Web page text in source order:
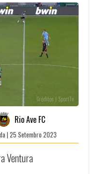
Créditos | SportTv
Rio Ave FC
| 25 Setembro 2023
Ventura